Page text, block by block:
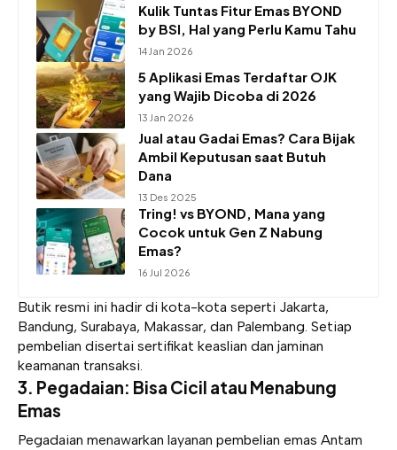
Kulik Tuntas Fitur Emas BYOND
by BSI, Hal yang Perlu Kamu Tahu
14 Jan 2026
5 Aplikasi Emas Terdaftar OJK
yang Wajib Dicoba di 2026
13 Jan 2026
Jual atau Gadai Emas? Cara Bijak
Ambil Keputusan saat Butuh
Dana
13 Des 2025
Tring! vs BYOND, Mana yang
Cocok untuk Gen Z Nabung
Emas?
16 Jul 2026
Butik resmi ini hadir di kota-kota seperti Jakarta,
Bandung, Surabaya, Makassar, dan Palembang. Setiap
pembelian disertai sertifikat keaslian dan jaminan
keamanan transaksi.
3. Pegadaian: Bisa Cicil atau Menabung
Emas
Pegadaian menawarkan layanan pembelian emas Antam